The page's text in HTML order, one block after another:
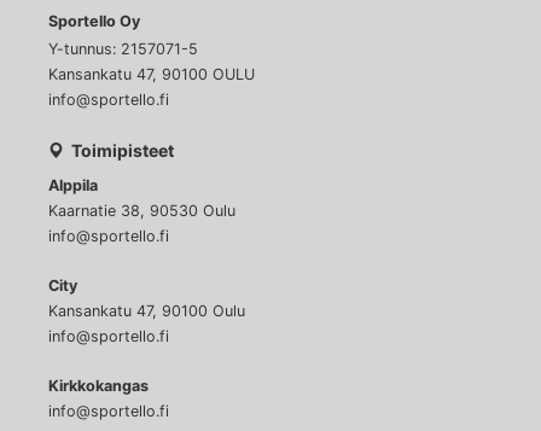
Sportello Oy
Y-tunnus: 2157071-5
Kansankatu 47, 90100 OULU
info@sportello.fi
Toimipisteet
Alppila
Kaarnatie 38, 90530 Oulu
info@sportello.fi
City
Kansankatu 47, 90100 Oulu
info@sportello.fi
Kirkkokangas
info@sportello.fi